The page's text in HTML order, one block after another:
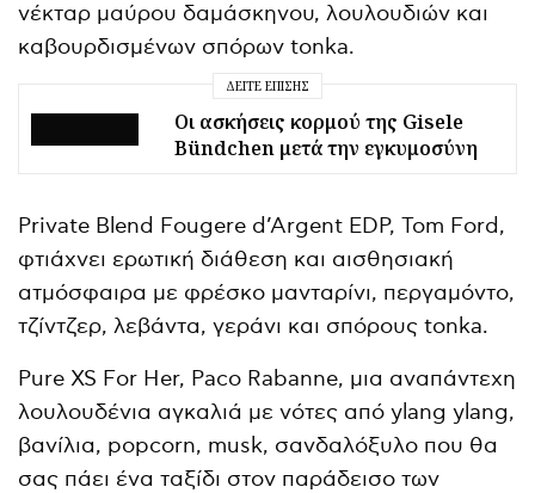
νέκταρ μαύρου δαμάσκηνου, λουλουδιών και
καβουρδισμένων σπόρων tonka.
ΔΕΊΤΕ ΕΠΊΣΗΣ
Οι ασκήσεις κορμού της Gisele
Bündchen μετά την εγκυμοσύνη
Private Blend Fougere d’Argent EDP, Tom Ford,
φτιάχνει ερωτική διάθεση και αισθησιακή
ατμόσφαιρα με φρέσκο μανταρίνι, περγαμόντο,
τζίντζερ, λεβάντα, γεράνι και σπόρους tonka.
Pure XS For Her, Paco Rabanne, μια αναπάντεχη
λουλουδένια αγκαλιά με νότες από ylang ylang,
βανίλια, popcorn, musk, σανδαλόξυλο που θα
σας πάει ένα ταξίδι στον παράδεισο των